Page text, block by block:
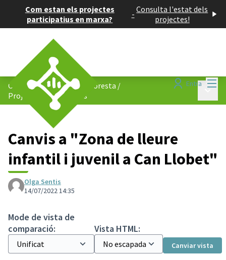
Com estan els projectes
participatius en marxa?
- Consulta l'estat dels
projectes!
Entra
Consell de Barris de La Floresta /
Projectes participatius
Canvis a "Zona de lleure
infantil i juvenil a Can Llobet"
Olga Sentis
14/07/2022 14:35
Mode de vista de
comparació:
Vista HTML:
Canviar vista